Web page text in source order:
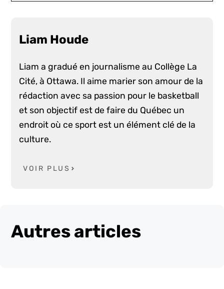
Liam Houde
Liam a gradué en journalisme au Collège La
Cité, à Ottawa. Il aime marier son amour de la
rédaction avec sa passion pour le basketball
et son objectif est de faire du Québec un
endroit où ce sport est un élément clé de la
culture.
VOIR PLUS
Autres articles